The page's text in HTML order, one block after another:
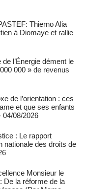
Thierno Alia
à Diomaye et rallie
l’Énergie dément le
000 » de revenus
de l’orientation : ces
et que ses enfants
04/08/2026
: Le rapport
nationale des droits de
Monsieur le
De la réforme de la